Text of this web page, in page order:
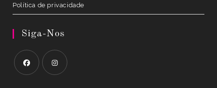
Política de privacidade
Siga-Nos